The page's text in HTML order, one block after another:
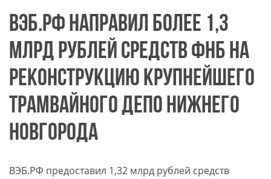
ВЭБ.РФ НАПРАВИЛ БОЛЕЕ 1,3
МЛРД РУБЛЕЙ СРЕДСТВ ФНБ НА
РЕКОНСТРУКЦИЮ КРУПНЕЙШЕГО
ТРАМВАЙНОГО ДЕПО НИЖНЕГО
НОВГОРОДА
ВЭБ.РФ предоставил 1,32 млрд рублей средств